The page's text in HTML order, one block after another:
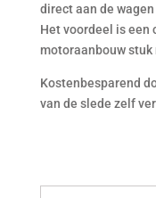
direct aan de
Het voordeel is een
motoraanbouw
Kostenbesparend
van de slede zelf